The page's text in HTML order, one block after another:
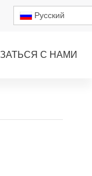
Pусский
С НАМИ